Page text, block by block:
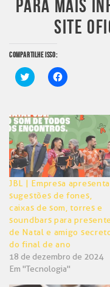
PARA MAIS
SITE
COMPARTILHE ISSO:
Clique
para
em
nova
janela)
Clique
para
em
nova
janela)
JBL | Empresa apresenta
sugestões de fones,
caixas de som, torres e
soundbars para
de Natal e amigo
do final de ano
18 de dezembro de 2024
Em "Tecnologia"